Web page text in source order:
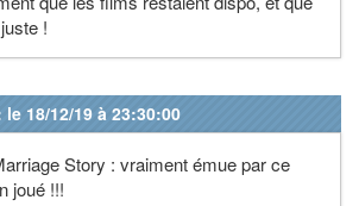
!
le 18/12/19 à 23:30:00
Story : vraiment émue par ce
joué !!!